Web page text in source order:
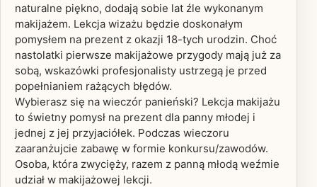
naturalne piękno, dodają sobie lat źle wykonanym
makijażem. Lekcja wizażu będzie doskonałym
pomysłem na prezent z okazji 18-tych urodzin. Choć
nastolatki pierwsze makijażowe przygody mają już za
sobą, wskazówki profesjonalisty ustrzegą je przed
popełnianiem rażących błędów.
Wybierasz się na wieczór panieński? Lekcja makijażu
to świetny pomysł na prezent dla panny młodej i
jednej z jej przyjaciółek. Podczas wieczoru
zaaranżujcie zabawę w formie konkursu/zawodów.
Osoba, która zwycięży, razem z panną młodą weźmie
udział w makijażowej lekcji.